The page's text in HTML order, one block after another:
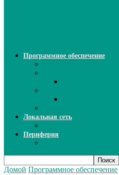
Программное обеспечение
Локальная сеть
Периферия
Домой Программное обеспечение